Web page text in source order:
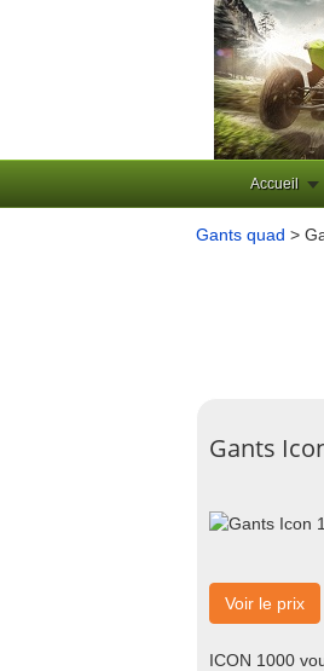
Accueil
Gants quad >
Gants
Voir le prix
ICON 1000